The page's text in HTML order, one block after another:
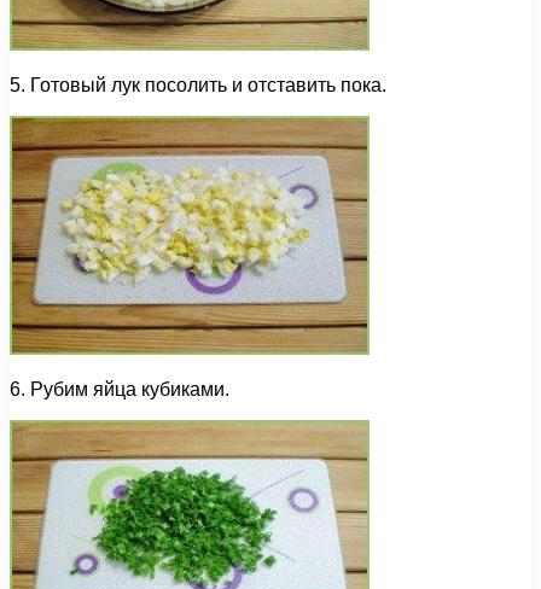
5. Готовый лук посолить и отставить пока.
6. Рубим яйца кубиками.